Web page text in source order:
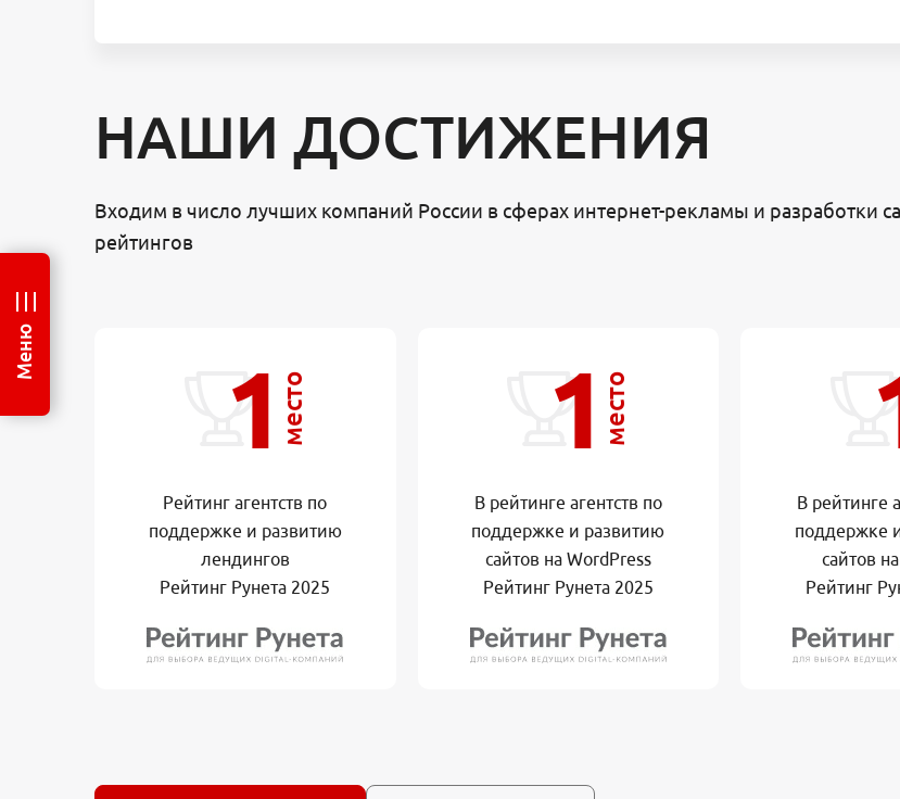
НАШИ ДОСТИЖЕНИЯ
Входим в число лучших компаний России в сферах интернет-рекламы и разработки
рейтингов
1 место
Рейтинг агентств по
поддержке и развитию
лендингов
Рейтинг Рунета 2025
1 место
В рейтинге агентств по
поддержке и развитию
сайтов на WordPress
Рейтинг Рунета 2025
В рейтинге
поддержке
сайтов
Рейтинг
Меню